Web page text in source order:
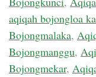
aqiqah bojongloa
Bojongmalaka,
Bojongmanggu,
Bojongmekar,